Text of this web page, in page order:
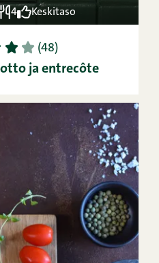
4 Keskitaso
4 5 (48)
ja entrecôte